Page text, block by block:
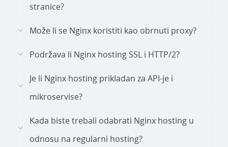
stranice?
Može li se Nginx koristiti kao obrnuti proxy?
Podržava li Nginx hosting SSL i HTTP/2?
Je li Nginx hosting prikladan za API-je i
mikroservise?
Kada biste trebali odabrati Nginx hosting u
odnosu na regularni hosting?